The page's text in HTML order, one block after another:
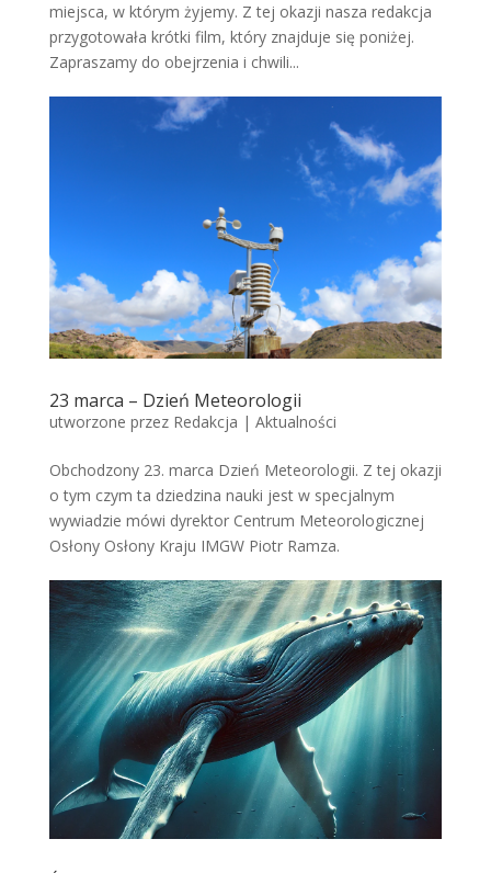
miejsca, w którym żyjemy. Z tej okazji nasza redakcja
przygotowała krótki film, który znajduje się poniżej.
Zapraszamy do obejrzenia i chwili...
23 marca – Dzień Meteorologii
utworzone przez Redakcja | Aktualności
Obchodzony 23. marca Dzień Meteorologii. Z tej okazji
o tym czym ta dziedzina nauki jest w specjalnym
wywiadzie mówi dyrektor Centrum Meteorologicznej
Osłony Osłony Kraju IMGW Piotr Ramza.